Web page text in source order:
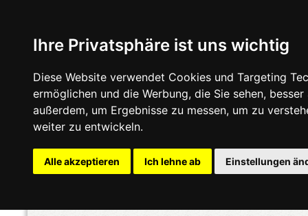
Ihre Privatsphäre ist uns wichtig
Diese Website verwendet Cookies und Targeting
ermöglichen und die Werbung, die Sie sehen,
außerdem, um Ergebnisse zu messen, um zu
weiter zu entwickeln.
Alle akzeptieren Ich lehne ab Einstellungen